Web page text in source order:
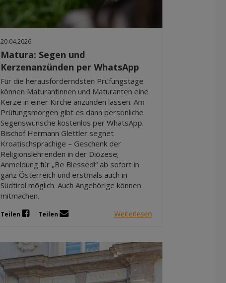
20.04.2026
Matura: Segen und
Kerzenanzünden per WhatsApp
Für die herausforderndsten Prüfungstage
können Maturantinnen und Maturanten eine
Kerze in einer Kirche anzünden lassen. Am
Prüfungsmorgen gibt es dann persönliche
Segenswünsche kostenlos per WhatsApp.
Bischof Hermann Glettler segnet
Kroatischsprachige – Geschenk der
Religionslehrenden in der Diözese;
Anmeldung für „Be Blessed!“ ab sofort in
ganz Österreich und erstmals auch in
Südtirol möglich. Auch Angehörige können
mitmachen.
Teilen Teilen Weiterlesen